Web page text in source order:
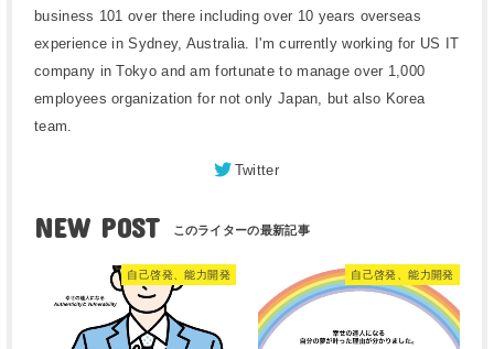
business 101 over there including over 10 years overseas
experience in Sydney, Australia. I'm currently working for US IT
company in Tokyo and am fortunate to manage over 1,000
employees organization for not only Japan, but also Korea
team.
Twitter
NEW POST
自己啓発、能力開発 自己啓発、能力開発